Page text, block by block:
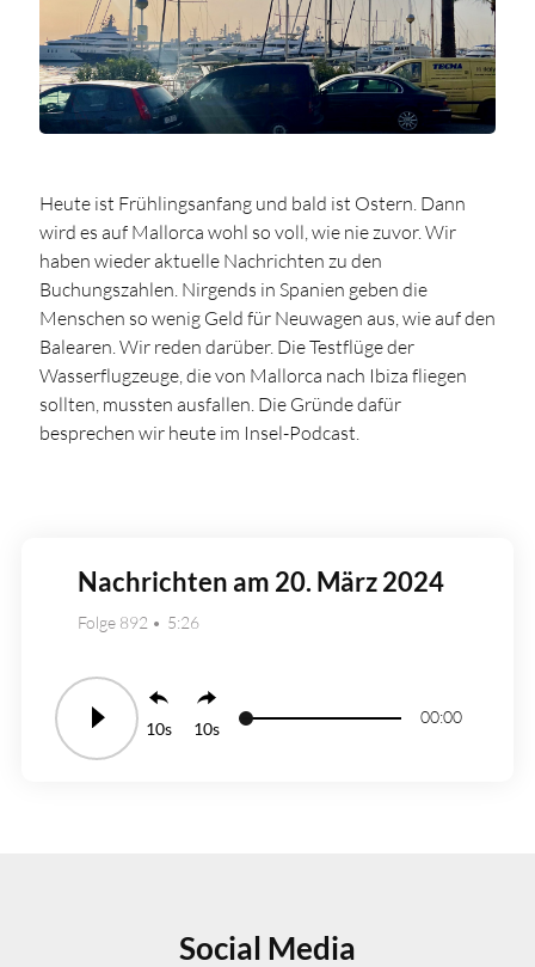
Heute ist Frühlingsanfang und bald ist Ostern. Dann
wird es auf Mallorca wohl so voll, wie nie zuvor. Wir
haben wieder aktuelle Nachrichten zu den
Buchungszahlen. Nirgends in Spanien geben die
Menschen so wenig Geld für Neuwagen aus, wie auf den
Balearen. Wir reden darüber. Die Testflüge der
Wasserflugzeuge, die von Mallorca nach Ibiza fliegen
sollten, mussten ausfallen. Die Gründe dafür
besprechen wir heute im Insel-Podcast.
Nachrichten am 20. März 2024
Folge 892 5:26
10 10
00:00
Social Media